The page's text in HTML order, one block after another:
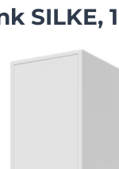
SILKE,